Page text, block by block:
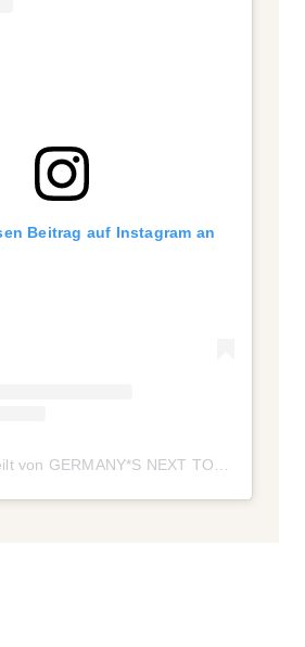
Beitrag auf Instagram an
Ein Beitrag geteilt von GERMANY*S NEXT TOPMODEL (@germanysnexttopmodel)